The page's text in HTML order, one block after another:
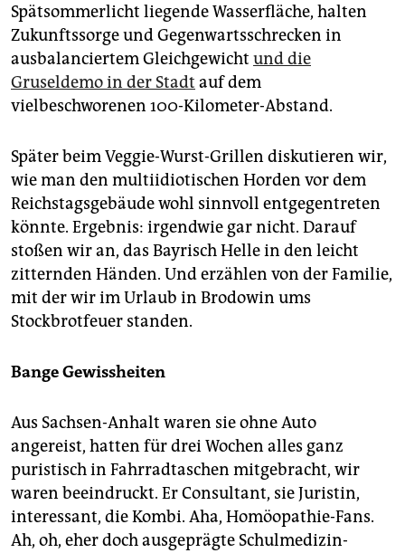
Spätsommerlicht liegende Wasserfläche, halten
Zukunftssorge und Gegenwartsschrecken in
ausbalanciertem Gleichgewicht und die
Gruseldemo in der Stadt auf dem
vielbeschworenen 100-Kilometer-Abstand.
Später beim Veggie-Wurst-Grillen diskutieren wir,
wie man den multiidiotischen Horden vor dem
Reichstagsgebäude wohl sinnvoll entgegentreten
könnte. Ergebnis: irgendwie gar nicht. Darauf
stoßen wir an, das Bayrisch Helle in den leicht
zitternden Händen. Und erzählen von der Familie,
mit der wir im Urlaub in Brodowin ums
Stockbrotfeuer standen.
Bange Gewissheiten
Aus Sachsen-Anhalt waren sie ohne Auto
angereist, hatten für drei Wochen alles ganz
puristisch in Fahrradtaschen mitgebracht, wir
waren beeindruckt. Er Consultant, sie Juristin,
interessant, die Kombi. Aha, Homöopathie-Fans.
Ah, oh, eher doch ausgeprägte Schulmedizin-